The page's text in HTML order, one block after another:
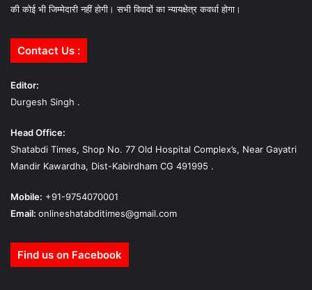
की कोई भी जिम्मेदारी नहीं होगी। सभी विवादों का न्यायक्षेत्र कवर्धा होगा।
Contact Us :
Editor:
Durgesh Singh .
Head Office:
Shatabdi Times, Shop No. 77 Old Hospital Complex’s, Near Gayatri
Mandir Kawardha, Dist-Kabirdham CG 491995 .
Mobile: +91-9754070001
Email: onlineshatabditimes@gmail.com
Find us on Facebook